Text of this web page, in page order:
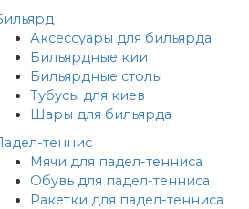
Аксессуары для бильярда
Бильярдные кии
Бильярдные столы
Тубусы для киев
Шары для бильярда
теннис
Мячи для падел-тенниса
Обувь для падел-тенниса
Ракетки для падел-тенниса